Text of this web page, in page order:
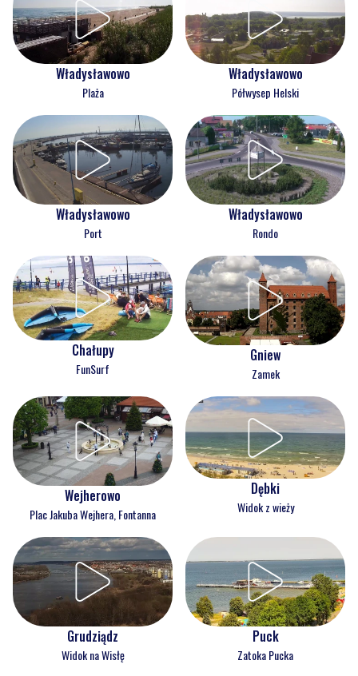
Władysławowo
Plaża
Władysławowo
Półwysep Helski
Władysławowo
Port
Władysławowo
Rondo
Chałupy
FunSurf
Gniew
Zamek
Wejherowo
Plac Jakuba Wejhera, Fontanna
Dębki
Widok z wieży
Grudziądz
Widok na Wisłę
Puck
Zatoka Pucka